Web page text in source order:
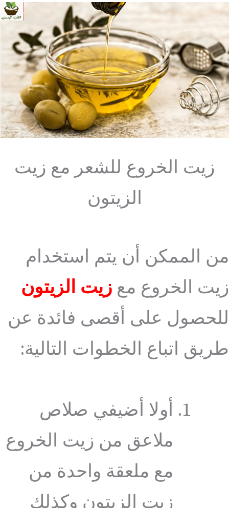
زيت الخروع للشعر مع زيت
الزيتون
من الممكن أن يتم استخدام
زيت الخروع مع زيت الزيتون
للحصول على أقصى فائدة عن
طريق اتباع الخطوات التالية:
أولا أضيفي صلاص
ملاعق من زيت الخروع
مع ملعقة واحدة من
زيت الزيتون وكذلك